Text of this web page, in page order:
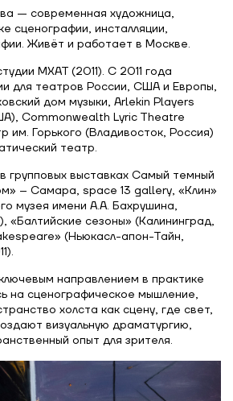
— современная художница,
сценографии, инсталляции,
Живёт и работает в Москве.
МХАТ (2011). С 2011 года
для театров России, США и Европы,
дом музыки, Arlekin Players
Commonwealth Lyric Theatre
Горького (Владивосток, Россия)
театр.
групповых выставках Самый темный
– Самара, space 13 gallery, «Клин»
музея имени А.А. Бахрушина,
«Балтийские сезоны» (Калининград,
(Ньюкасл-апон-Тайн,
направлением в практике
на сценографическое мышление,
холста как сцену, где свет,
визуальную драматургию,
опыт для зрителя.